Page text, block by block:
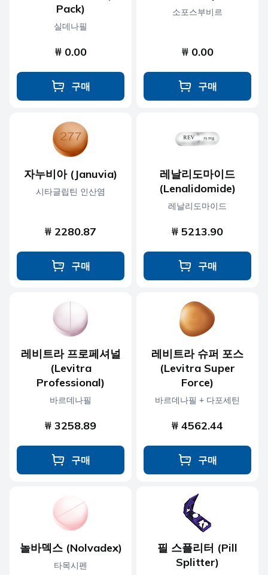
Pack)
실데나필
₩ 0.00
구매
소포스부비르
₩ 0.00
구매
자누비아 (Januvia)
시타글립틴 인산염
₩ 2280.87
구매
레날리도마이드
(Lenalidomide)
레날리도마이드
₩ 5213.90
구매
레비트라 프로페셔널
(Levitra
Professional)
바르데나필
₩ 3258.89
구매
레비트라 슈퍼 포스
(Levitra Super
Force)
바르데나필 + 다포세틴
₩ 4562.44
구매
놀바덱스 (Nolvadex)
타목시펜
필 스플리터 (Pill
Splitter)